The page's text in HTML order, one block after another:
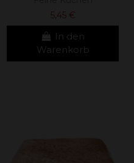
5,45 €
In den
Warenkorb